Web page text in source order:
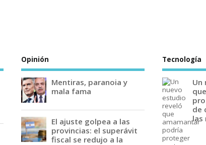
Opinión
Mentiras, paranoia y
mala fama
El ajuste golpea a las
provincias: el superávit
fiscal se redujo a la
Tecnología
Un
de
las